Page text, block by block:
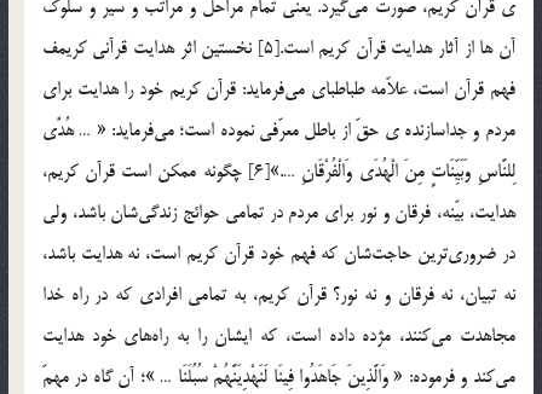
ي قرآن كريم، صورت مي‌گيرد. يعني تمام مراحل و مراتب و سير و سلوك
آن ها از آثار هدايت قرآن كريم است.[5] نخستين اثر هدايت قرآني كريمف
فهم قرآن است، علاّمه طباطباي مي‌فرمايد: قرآن كريم خود را هدايت براي
مردم و جداسازنده ي حقّ از باطل معرّفي نموده است؛ مي‌فرمايد: « … هُدًى
لِلنَّاسِ وَبَيِّنَاتٍ مِنَ الْهُدَى وَالْفُرْقَانِ ….»[6] چگونه ممكن است قرآن كريم،
هدايت، بيّنه، فرقان و نور براي مردم در تمامي حوائج زندگي‌شان باشد، ولي
در ضروري‌ترين حاجت‌شان كه فهم خود قرآن كريم است، نه هدايت باشد،
نه تبيان، نه فرقان و نه نور؟ قرآن كريم، به تمامي افرادي كه در راه خدا
مجاهدت مي‌كنند، مژده داده است، كه ايشان را به راه‌هاي خود هدايت
مي‌كند و فرموده: « وَالَّذِينَ جَاهَدُوا فِينَا لَنَهْدِيَنَّهُمْ سُبُلَنَا … »؛ آن گاه در مهمّ